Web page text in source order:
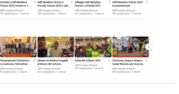
con i piedi, si possono fare le